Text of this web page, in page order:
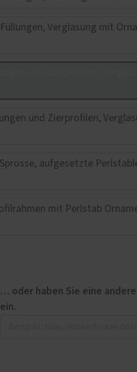
… oder haben Sie eine
ein.